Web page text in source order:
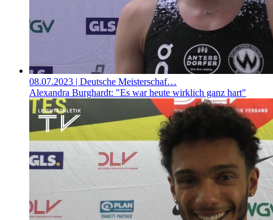
08.07.2023 | Deutsche Meisterschaf…
Alexandra Burghardt: "Es war heute wirklich ganz hart"